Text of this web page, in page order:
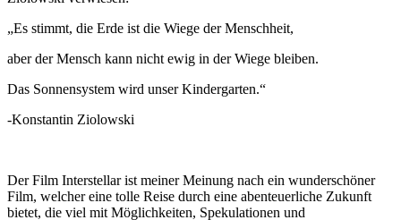
„Es stimmt, die Erde ist die Wiege der Menschheit,
aber der Mensch kann nicht ewig in der Wiege bleiben.
Das Sonnensystem wird unser Kindergarten.“
-Konstantin Ziolowski
Der Film Interstellar ist meiner Meinung nach ein wunderschöner
Film, welcher eine tolle Reise durch eine abenteuerliche Zukunft
bietet, die viel mit Möglichkeiten, Spekulationen und